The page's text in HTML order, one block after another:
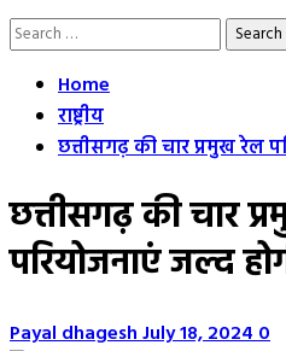
Search
Home
राष्ट्रीय
छत्तीसगढ़ की चार प्रमुख रेल
छत्तीसगढ़ की चार
परियोजनाएं जल्द
Payal dhageshJuly 18, 20240